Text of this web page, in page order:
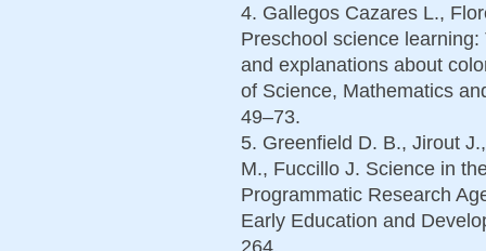
4. Gallegos Cazares L.,
Preschool science
and explanations about
of Science, Mathematics
49–73.
5. Greenfield D. B., Jirout
M., Fuccillo J. Science in
Programmatic Research
Early Education and
264.